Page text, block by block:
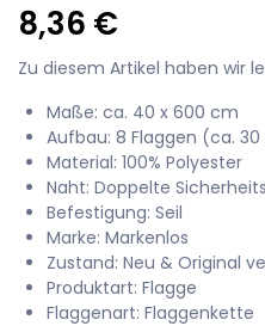
8,36 €
Zu diesem Artikel haben wir
Maße: ca. 40 x 600 cm
Aufbau: 8 Flaggen (ca.
Material: 100% Polyester
Naht: Doppelte
Befestigung: Seil
Marke: Markenlos
Zustand: Neu & Original
Produktart: Flagge
Flaggenart: Flaggenkette